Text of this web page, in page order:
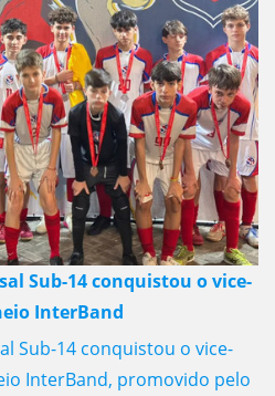
Sub-14 conquistou o vice-
InterBand
Sub-14 conquistou o vice-
InterBand, promovido pelo